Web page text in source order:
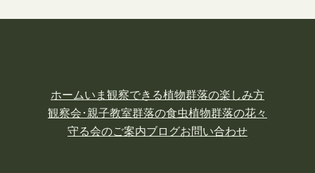
ホームいま観察できる植物群落の楽しみ方
観察会･親子教室群落の食虫植物群落の花々
守る会のご案内ブログお問い合わせ